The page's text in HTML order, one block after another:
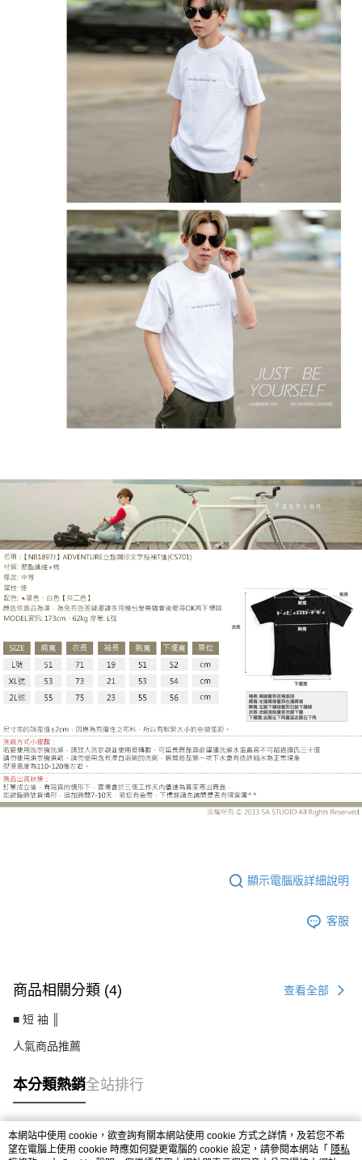
顯示電腦版詳細說明
客服
商品相關分類 (4) 查看全部
■ 短 袖 ║
人氣商品推薦
本分類熱銷全站排行
熱門標籤
本網站中使用 cookie，欲查詢有關本網站使用 cookie 方式之詳情，及若您不希
望在電腦上使用 cookie 時應如何變更電腦的 cookie 設定，請參閱本網站「 隱私